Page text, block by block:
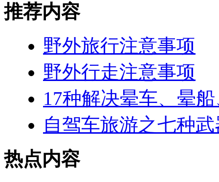
推荐内容
野外旅行注意事项
野外行走注意事项
17种解决晕车、晕
自驾车旅游之七种
热点内容